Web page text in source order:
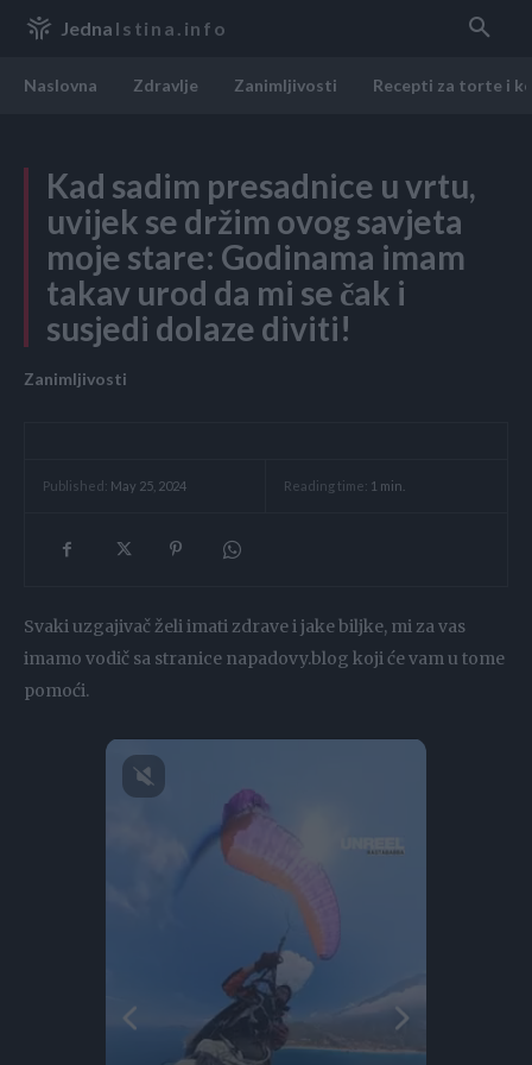
Jedna Istina.info
Naslovna Zdravlje Zanimljivosti Recepti za torte i
Kad sadim presadnice u vrtu,
uvijek se držim ovog savjeta
moje stare: Godinama imam
takav urod da mi se čak i
susjedi dolaze diviti!
Zanimljivosti
Published: May 25, 2024 Reading time: 1 min.
Svaki uzgajivač želi imati zdrave i jake biljke, mi za vas
imamo vodič sa stranice napadovy.blog koji će vam u tome
pomoći.